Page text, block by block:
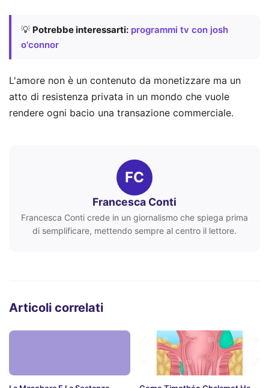
💡 Potrebbe interessarti: programmi tv con josh
o'connor
L'amore non è un contenuto da monetizzare ma un
atto di resistenza privata in un mondo che vuole
rendere ogni bacio una transazione commerciale.
FC
Francesca Conti
Francesca Conti crede in un giornalismo che spiega prima
di semplificare, mettendo sempre al centro il lettore.
Articoli correlati